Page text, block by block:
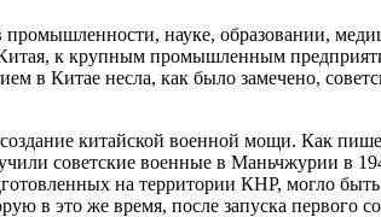
науке, образовании,
к крупным промышленным
в Китае несла, как было замечено,
китайской военной мощи. Как
советские военные в Маньчжурии в
на территории КНР, могло
в это же время, после запуска